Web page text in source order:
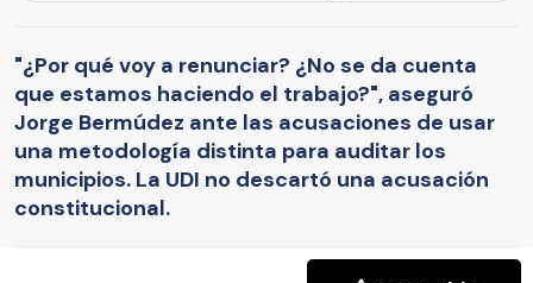
"¿Por qué voy a renunciar? ¿No se da cuenta
que estamos haciendo el trabajo?", aseguró
Jorge Bermúdez ante las acusaciones de usar
una metodología distinta para auditar los
municipios. La UDI no descartó una acusación
constitucional.